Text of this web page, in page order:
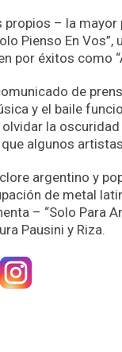
propios – la
Pienso En
por éxitos como
de
y el baile
la
algunos
argentino y
de metal
– “Solo Para
Pausini y Riza.